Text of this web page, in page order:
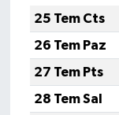
25 Tem Cts
26 Tem Paz
27 Tem Pts
28 Tem Sal